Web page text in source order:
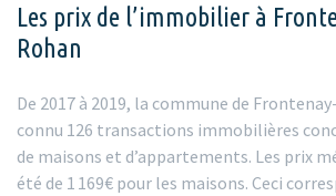
Les prix de l’immobilier à
Rohan
De 2017 à 2019, la commune de
connu 126 transactions immobilières
de maisons et d’appartements. Les prix
été de 1 169€ pour les maisons. Ceci